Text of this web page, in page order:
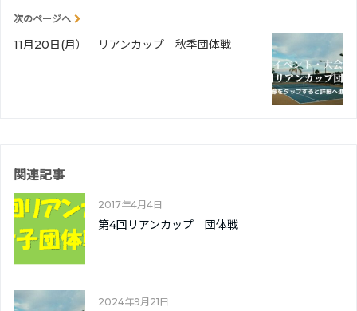
次のページへ
11月20日(月） リアンカップ 秋季団体戦
関連記事
2017年4月4日
第4回リアンカップ 団体戦
2024年9月21日